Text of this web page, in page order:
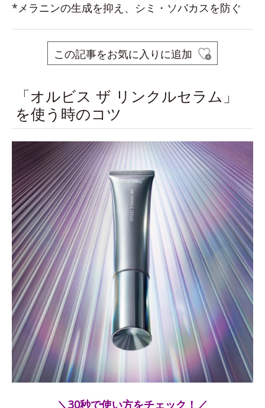
*メラニンの生成を抑え、シミ・ソバカスを防ぐ
この記事をお気に入りに追加
「オルビス ザ リンクルセラム」
を使う時のコツ
＼30秒で使い方をチェック！／